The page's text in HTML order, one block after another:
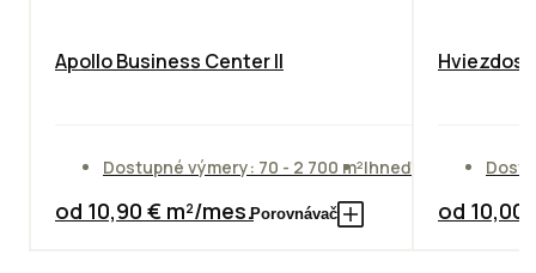
Apollo Business Center II
Dostupné výmery: 70 - 2 700 m²Ihneď
od 10,90 € m²/mes.Porovnávač od 10,00